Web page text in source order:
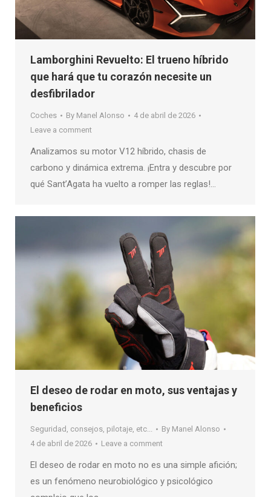
Lamborghini Revuelto: El trueno híbrido
que hará que tu corazón necesite un
desfibrilador
Coches By Manel Alonso
4 de abril de 2026
Leave a comment
Analizamos su motor V12 híbrido, chasis de
carbono y dinámica extrema. ¡Entra y descubre por
qué Sant’Agata ha vuelto a romper las reglas!…
El deseo de rodar en moto, sus ventajas y
beneficios
Seguridad, consejos, pilotaje, etc... By Manel Alonso
4 de abril de 2026
Leave a comment
El deseo de rodar en moto no es una simple afición;
es un fenómeno neurobiológico y psicológico